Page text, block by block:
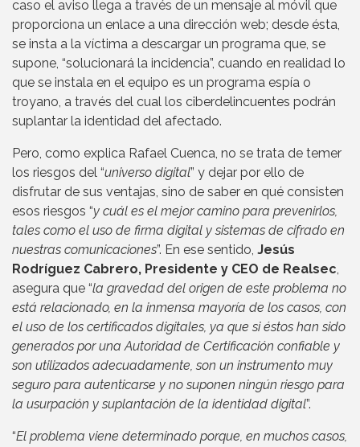
caso el aviso llega a través de un mensaje al móvil que
proporciona un enlace a una dirección web; desde ésta,
se insta a la víctima a descargar un programa que, se
supone, “solucionará la incidencia”, cuando en realidad lo
que se instala en el equipo es un programa espía o
troyano, a través del cual los ciberdelincuentes podrán
suplantar la identidad del afectado.
Pero, como explica Rafael Cuenca, no se trata de temer
los riesgos del “universo digital” y dejar por ello de
disfrutar de sus ventajas, sino de saber en qué consisten
esos riesgos “y cuál es el mejor camino para prevenirlos,
tales como el uso de firma digital y sistemas de cifrado en
nuestras comunicaciones”. En ese sentido, Jesús
Rodríguez Cabrero, Presidente y CEO de Realsec,
asegura que “la gravedad del origen de este problema no
está relacionado, en la inmensa mayoría de los casos, con
el uso de los certificados digitales, ya que si éstos han sido
generados por una Autoridad de Certificación confiable y
son utilizados adecuadamente, son un instrumento muy
seguro para autenticarse y no suponen ningún riesgo para
la usurpación y suplantación de la identidad digital”.
“El problema viene determinado porque, en muchos casos,